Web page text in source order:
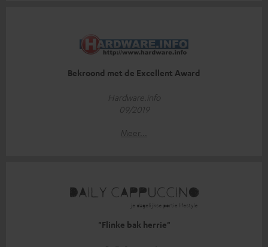
Bekroond met de Excellent Award
Hardware.info
09/2019
Meer...
"Flinke bak herrie"